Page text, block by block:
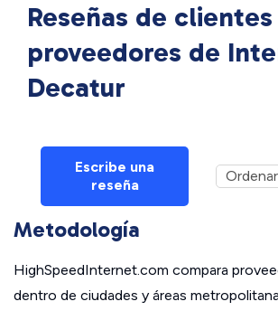
Reseñas de
proveedores de
Decatur
Escribe una
reseña
Metodología
HighSpeedInternet.com compara
dentro de ciudades y áreas